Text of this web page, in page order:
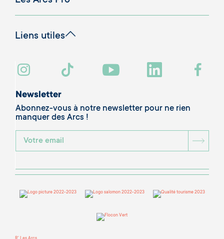
Liens utiles
Newsletter
Abonnez-vous à notre newsletter pour ne rien
manquer des Arcs !